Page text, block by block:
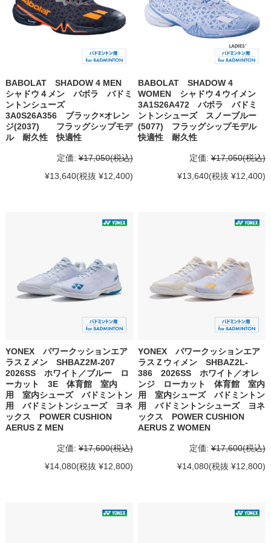
BABOLAT SHADOW 4 MEN
シャドウ４メン バボラ バドミ
ントンシューズ
3A0S26A356 ブラック×オレン
ジ(2037) フラッグシップモデ
ル 耐久性 快適性
定価: ¥17,050(税込)
¥13,640(税抜 ¥12,400)
BABOLAT SHADOW 4
WOMEN シャドウ４ウイメン
3A1S26A472 バボラ バドミ
ントンシューズ スノーブルー
(5077) フラッグシップモデル
快適性 耐久性
定価: ¥17,050(税込)
¥13,640(税抜 ¥12,400)
YONEX パワークッションエア
ラスＺメン SHBAZ2M-207
2026SS ホワイト／ブルー ロ
ーカット 3E 体育館 室内
用 室内シューズ バドミントン
用 バドミントンシューズ ヨネ
ックス POWER CUSHION
AERUS Z MEN
定価: ¥17,600(税込)
¥14,080(税抜 ¥12,800)
YONEX パワークッションエア
ラスＺウィメン SHBAZ2L-
386 2026SS ホワイト／オレ
ンジ ローカット 体育館 室内
用 室内シューズ バドミントン
用 バドミントンシューズ ヨネ
ックス POWER CUSHION
AERUS Z WOMEN
定価: ¥17,600(税込)
¥14,080(税抜 ¥12,800)